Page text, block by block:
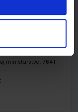
ministarstva: 7641